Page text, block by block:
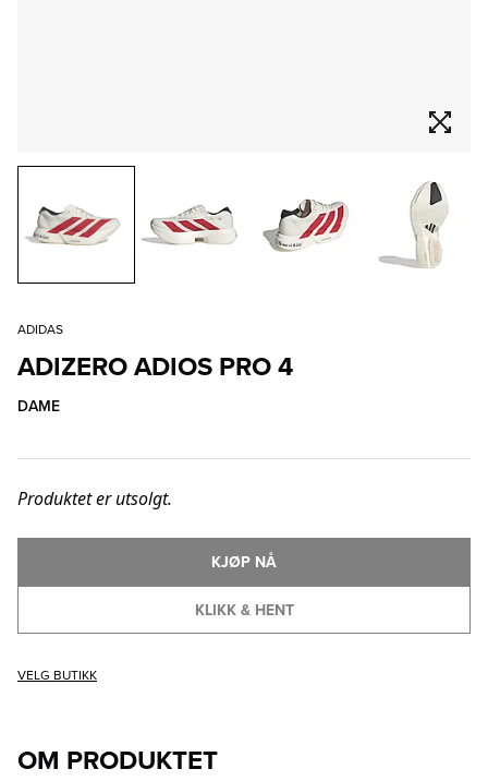
ADIDAS
ADIZERO ADIOS PRO 4
DAME
Produktet er utsolgt.
KLIKK & HENT
KJØP NÅ
VELG BUTIKK
OM PRODUKTET